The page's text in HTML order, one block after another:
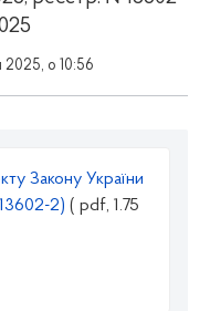
2025, о 10:56
Закону України
2) ( pdf, 1.75